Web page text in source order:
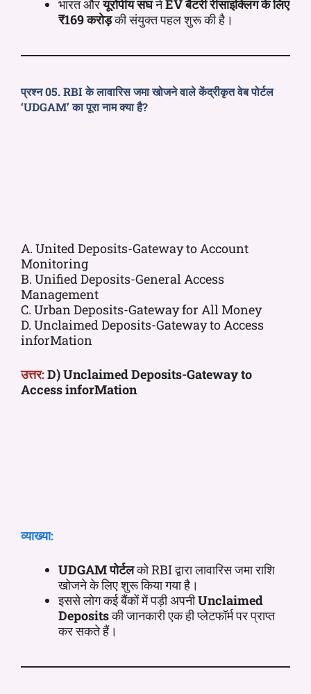
भारत औरयूरोपीय संघनेEV बैटरी रीसाइक्लिंग के लिए
₹169 करोड़की संयुक्त पहल शुरू की है।
प्रश्न 05. RBI के लावारिस जमा खोजने वाले केंद्रीकृत वेब पोर्टल
‘UDGAM’ का पूरा नाम क्या है?
A. United Deposits-Gateway to Account
Monitoring
B. Unified Deposits-General Access
Management
C. Urban Deposits-Gateway for All Money
D. Unclaimed Deposits-Gateway to Access
inforMation
उत्तर:D) Unclaimed Deposits-Gateway to
Access inforMation
व्याख्या:
UDGAM पोर्टलको RBI द्वारा लावारिस जमा राशि
खोजने के लिए शुरू किया गया है।
इससे लोग कई बैंकों में पड़ी अपनीUnclaimed
Depositsकी जानकारी एक ही प्लेटफॉर्म पर प्राप्त
कर सकते हैं।